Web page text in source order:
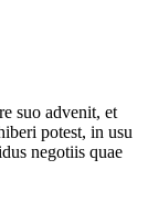
suo advenit, et
potest, in usu
negotiis quae